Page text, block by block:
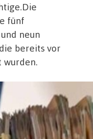
fünf
neun
bereits vor